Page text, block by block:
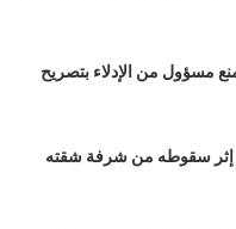
مسؤول من الإدلاء بتصريح
إثر سقوطه من شرفة شقته